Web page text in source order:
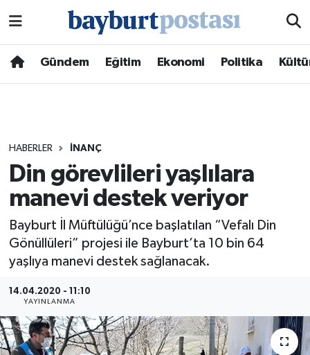
Gündem Eğitim Ekonomi Politika
HABERLER İNANÇ
Din görevlileri yaşlılara
manevi destek veriyor
Bayburt İl Müftülüğü’nce başlatılan “Vefalı Din
Gönüllüleri” projesi ile Bayburt’ta 10 bin 64
yaşlıya manevi destek sağlanacak.
14.04.2020 - 11:10
YAYINLANMA
Hava Durumu
Süper Lig Puan Durumu ve Fikstür
Tüm Manşetler
Son Dakika Haberleri
Haber Arşivi